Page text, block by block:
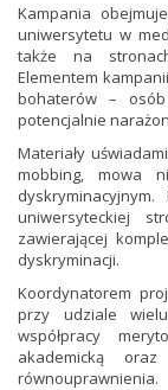
Kampania
uniwersytetu w
także na
Elementem
bohaterów –
potencjalnie
Materiały
mobbing, mowa
uniwersyteckiej
zawierającej
dyskryminacji.
Koordynatorem
przy udziale
współpracy
akademicką
równouprawnienia.